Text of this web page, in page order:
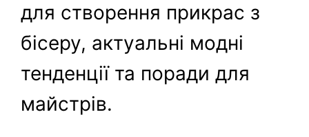
для створення прикрас з
бісеру, актуальні модні
тенденції та поради для
майстрів.